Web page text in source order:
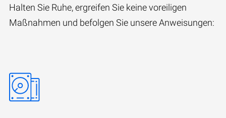
Halten Sie Ruhe, ergreifen Sie keine voreiligen
Maßnahmen und befolgen Sie unsere Anweisungen: